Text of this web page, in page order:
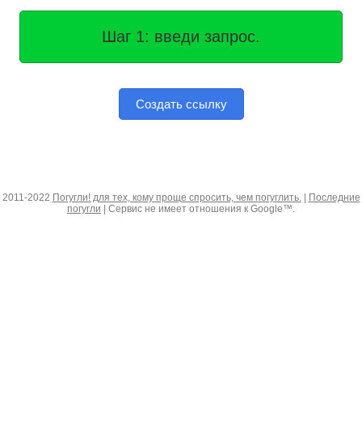
Шаг 1: введи запрос.
Создать ссылку
2011-2022 Погугли! для тех, кому проще спросить, чем погуглить.|
Последние
погугли | Сервис не имеет отношения к Google™.